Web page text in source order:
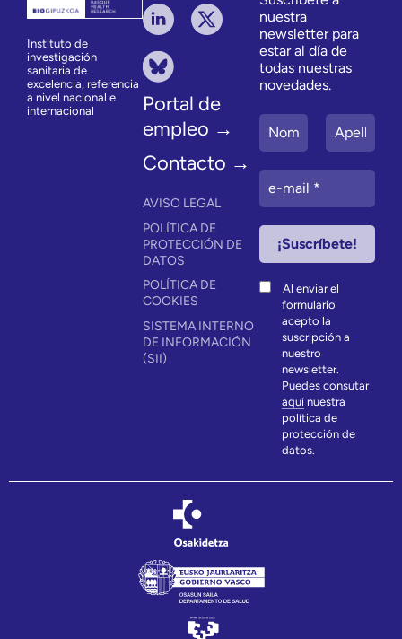
Instituto de
investigación
sanitaria de
excelencia, referencia
a nivel nacional e
internacional
Portal de
empleo →
Contacto →
AVISO LEGAL
POLÍTICA DE
PROTECCIÓN DE
DATOS
POLÍTICA DE
COOKIES
SISTEMA INTERNO
DE INFORMACIÓN
(SII)
nuestra
newsletter para
estar al día de
todas nuestras
novedades.
Al enviar el
formulario
acepto la
suscripción a
nuestro
newsletter.
Puedes consutar
aquínuestra
política de
protección de
datos.